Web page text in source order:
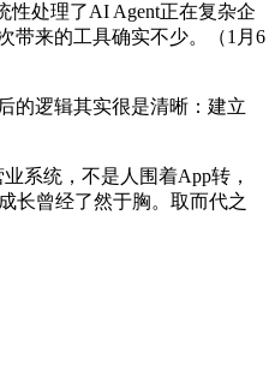
性处理了AI Agent正在复杂企
带来的工具确实不少。（1月6
的逻辑其实很是清晰：建立
系统，不是人围着App转，
长曾经了然于胸。取而代之